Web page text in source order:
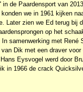
de Paardensport van
we in 1961 kijken
Later zien we Ed terug bij
op het
samenwerking met René
Dik met een draver
Eysvogel werd door
in 1966 de crack